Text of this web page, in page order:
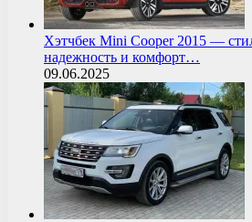
Хэтчбек Mini Cooper 2015 —
надежность и комфорт…
09.06.2025